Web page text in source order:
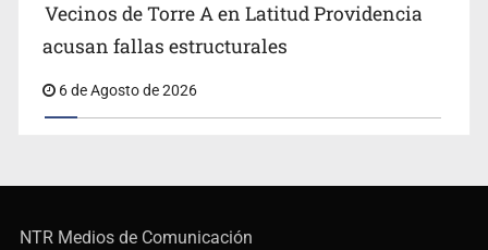
Vecinos de Torre A en Latitud Providencia
acusan fallas estructurales
6 de Agosto de 2026
NTR Medios de Comunicación